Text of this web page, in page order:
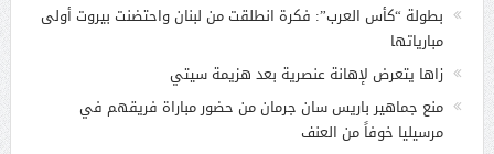
بطولة “كأس العرب”: فكرة انطلقت من لبنان واحتضنت بيروت أولى
مبارياتها
زاها يتعرض لإهانة عنصرية بعد هزيمة سيتي
منع جماهير باريس سان جرمان من حضور مباراة فريقهم في
مرسيليا خوفاً من العنف